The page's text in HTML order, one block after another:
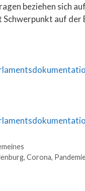
beziehen sich
Schwerpunkt auf
, Corona,